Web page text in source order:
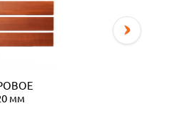
мм